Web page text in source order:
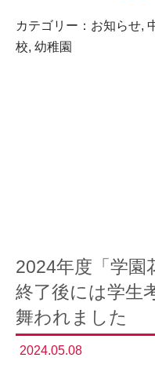
カテゴリー： お知らせ,
校, 幼稚園
2024年度「学園
終了後には学生
舞われました
2024.05.08